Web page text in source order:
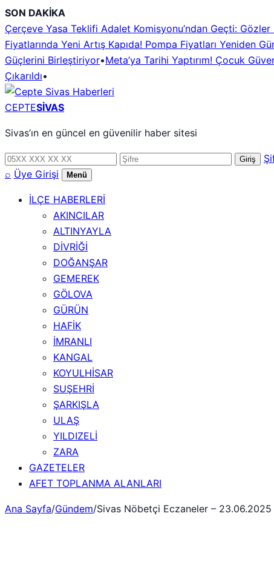
İçeriğe
geç
SON DAKİKA
Çerçeve Yasa Teklifi Adalet Komisyonu’ndan Geçti: Gözler
Fiyatlarında Yeni Artış Kapıda! Pompa Fiyatları Yeniden
Güçlerini Birleştiriyor•Meta’ya Tarihi Yaptırım! Çocuk
Çıkarıldı•
CEPTESİVAS
Sivas’ın en güncel en güvenilir haber sitesi
Telefon
numarası
Şifre Giriş
⌕ Üye Girişi Menü
İLÇE HABERLERİ
AKINCILAR
ALTINYAYLA
DİVRİĞİ
DOĞANŞAR
GEMEREK
GÖLOVA
GÜRÜN
HAFİK
İMRANLI
KANGAL
KOYULHİSAR
SUŞEHRİ
ŞARKIŞLA
ULAŞ
YILDIZELİ
ZARA
GAZETELER
AFET TOPLANMA ALANLARI
Ana Sayfa/Gündem/Sivas Nöbetçi Eczaneler – 23.06.2025